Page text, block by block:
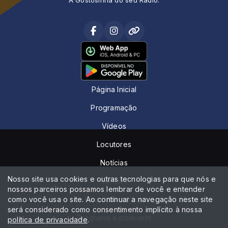
Página Inicial
Programação
Vídeos
Locutores
Notícias
Contato
Peça sua música
Programa e podcasts
Nosso site usa cookies e outras tecnologias para que nós e
nossos parceiros possamos lembrar de você e entender
como você usa o site. Ao continuar a navegação neste site
será considerado como consentimento implícito à nossa
política de privacidade.